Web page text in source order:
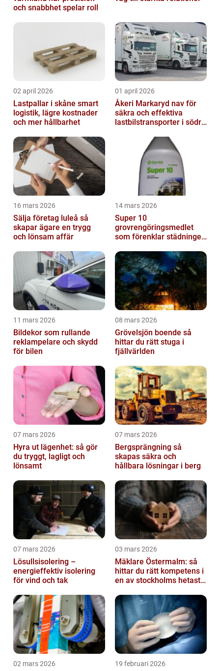
och snabbhet spelar roll
02 april 2026
Lastpallar i skåne smart
logistik, lägre kostnader
och mer hållbarhet
01 april 2026
Åkeri Markaryd nav för
säkra och effektiva
lastbilstransporter i södra
16 mars 2026
Sälja företag luleå så
skapar ägare en trygg
och lönsam affär
14 mars 2026
Super 10
grovrengöringsmedlet
som förenklar städningen
11 mars 2026
Bildekor som rullande
reklampelare och skydd
för bilen
08 mars 2026
Grövelsjön boende så
hittar du rätt stuga i
fjällvärlden
07 mars 2026
Hyra ut lägenhet: så gör
du tryggt, lagligt och
lönsamt
07 mars 2026
Bergsprängning så
skapas säkra och
hållbara lösningar i berg
07 mars 2026
Lösullsisolering –
energieffektiv isolering
för vind och tak
03 mars 2026
Mäklare Östermalm: så
hittar du rätt kompetens i
en av stockholms hetaste
02 mars 2026 19 februari 2026